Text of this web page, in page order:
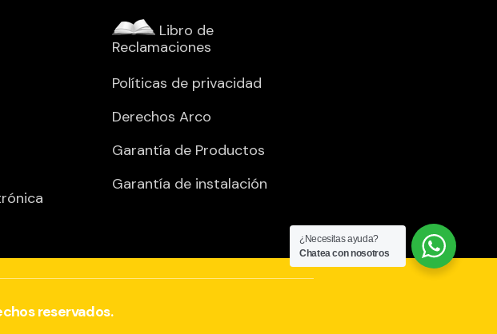
Libro de
Reclamaciones
Políticas de privacidad
Derechos Arco
Garantía de Productos
Garantía de instalación
reservados.
¿Necesitas ayuda?
Chatea con nosotros